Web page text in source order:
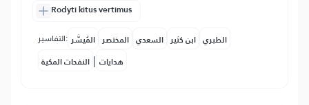
Rodyti kitus vertimus
التفاسير: المُيسَّر المختصر السعدي ابن كثير الطبري
النفحات المكية | هدايات